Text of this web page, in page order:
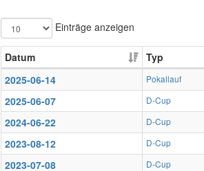
Einträge anzeigen
Datum Typ
2025-06-14
Pokallauf
2025-06-07
D-Cup
2024-06-22
D-Cup
2023-08-12
D-Cup
2023-07-08
D-Cup